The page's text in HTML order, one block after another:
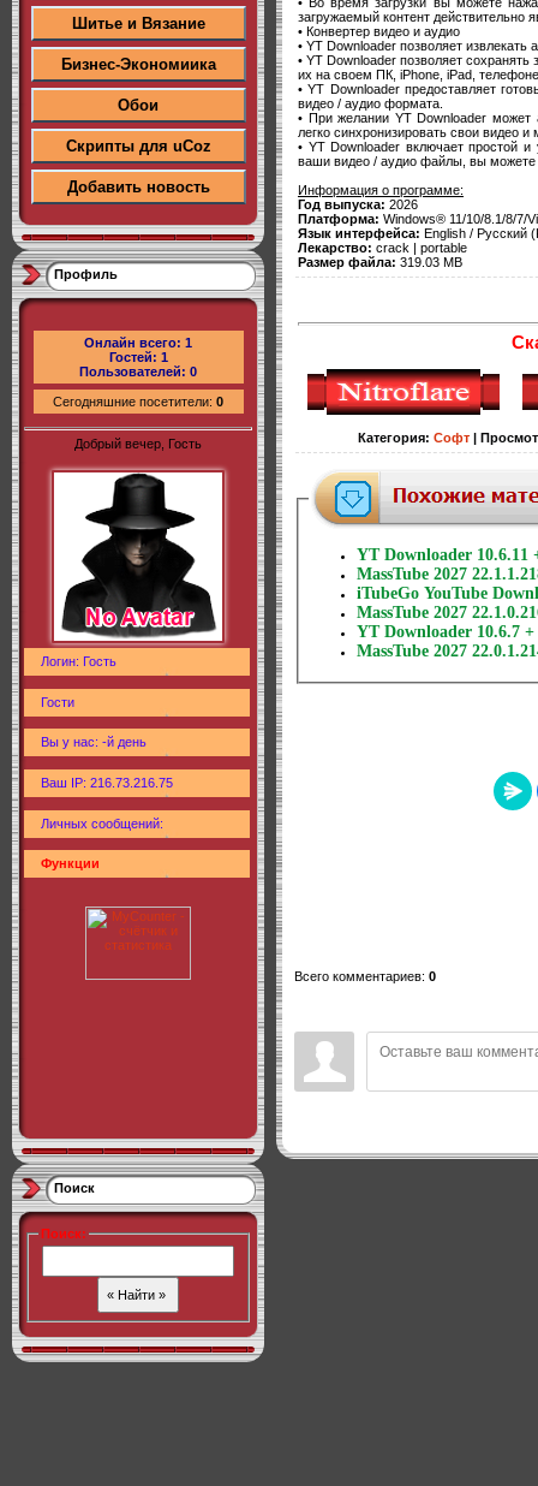
Шитье и Вязание
Бизнес-Экономиика
Обои
Скрипты для uCoz
Добавить новость
Профиль
Онлайн всего: 1
Гостей: 1
Пользователей: 0
Сегодняшние посетители: 0
Добрый вечер, Гость
Логин: Гость
Гости
Вы у нас: -й день
Ваш IP: 216.73.216.75
Личных сообщений:
Функции
Поиск
Поиск:
загружаемый контент действительно
• Конвертер видео и аудио
• YT Downloader позволяет извлекать
• YT Downloader позволяет
их на своем ПК, iPhone, iPad,
• YT Downloader предоставляет
видео / аудио формата.
• При желании YT Downloader может
легко синхронизировать свои видео
• YT Downloader включает простой
ваши видео / аудио файлы, вы можете
Информация о программе:
Год выпуска: 2026
Платформа: Windows® 11/10/8.1/8/7/
Язык интерфейса: English / Русский
Лекарство: crack | portable
Размер файла: 319.03 MB
Категория: Софт|
YT Downloader 10.6.11
MassTube 2027
iTubeGo YouTube
MassTube 2027
YT Downloader 10.6.7
MassTube 2027
Всего комментариев: 0